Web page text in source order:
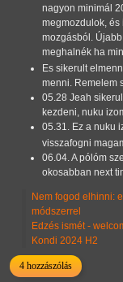
nagyon minimál
megmozdulok, és
mozgásból.
meghalnék ha
Es sikerult
menni. Remelem
05.28 Jeah
kezdeni, nuku
05.31. Ez a nuku
visszafogni
06.04. A pólóm
okosabban next
Nem fogod elhinni:
módszerrel
Edzés ismét -
Kondi 2024 H2
4 hozzászólás